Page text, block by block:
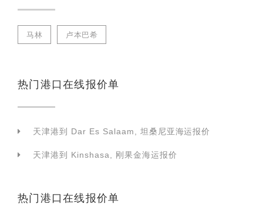
马林 卢本巴希
热门港口在线报价单
天津港到 Dar Es Salaam, 坦桑尼亚海运报价
天津港到 Kinshasa, 刚果金海运报价
热门港口在线报价单